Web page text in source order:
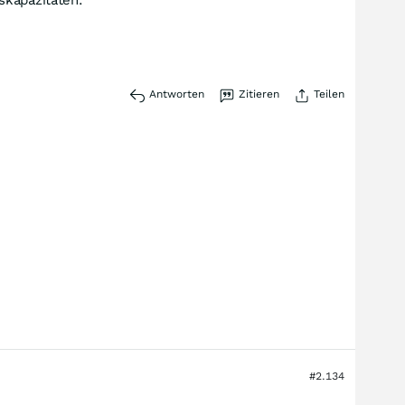
Antworten Zitieren Teilen
#2.134